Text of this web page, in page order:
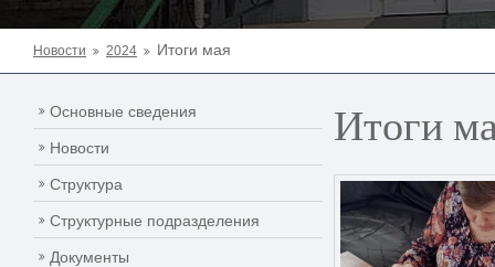
Новости 2024 Итоги мая
Основные сведения
Новости
Структура
Структурные подразделения
Документы
Итоги